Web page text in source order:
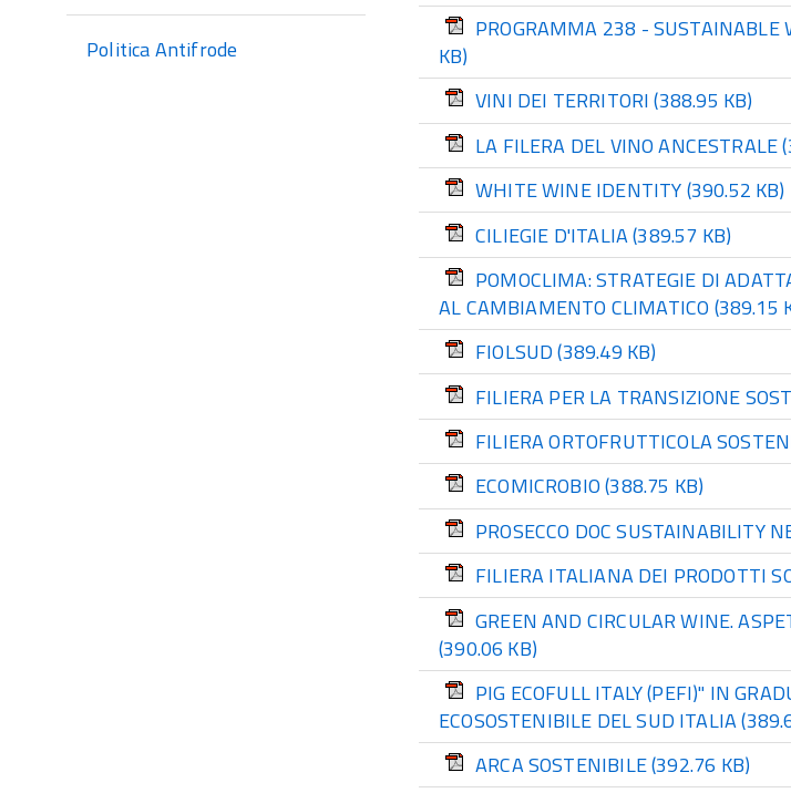
Politica Antifrode
PROGRAMMA 238 - SUSTAINABLE
KB)
VINI DEI TERRITORI(388.95 KB)
LA FILERA DEL VINO ANCESTRALE
WHITE WINE IDENTITY(390.52 KB)
CILIEGIE D'ITALIA(389.57 KB)
POMOCLIMA: STRATEGIE DI
AL CAMBIAMENTO CLIMATICO (389.15
FIOLSUD(389.49 KB)
FILIERA PER LA TRANSIZIONE
FILIERA ORTOFRUTTICOLA
ECOMICROBIO(388.75 KB)
PROSECCO DOC SUSTAINABILITY
FILIERA ITALIANA DEI PRODOTTI
GREEN AND CIRCULAR WINE.
(390.06 KB)
PIG ECOFULL ITALY (PEFI)" IN
ECOSOSTENIBILE DEL SUD ITALIA
ARCA SOSTENIBILE(392.76 KB)